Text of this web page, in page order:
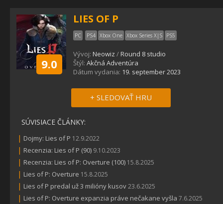
9.0
LIES OF P
PC PS4 Xbox One Xbox Series X|S PS5
Vývoj: Neowiz /Round 8 studio
Štýl: Akčná Adventúra
Dátum vydania: 19. september 2023
+ SLEDOVAŤ HRU
SÚVISIACE ČLÁNKY:
| Dojmy: Lies of P 12.9.2022
| Recenzia: Lies of P (90) 9.10.2023
| Recenzia: Lies of P: Overture (100) 15.8.2025
| Lies of P: Overture 15.8.2025
| Lies of P predal už 3 milióny kusov23.6.2025
| Lies of P: Overture expanzia práve nečakane vyšla 7.6.2025